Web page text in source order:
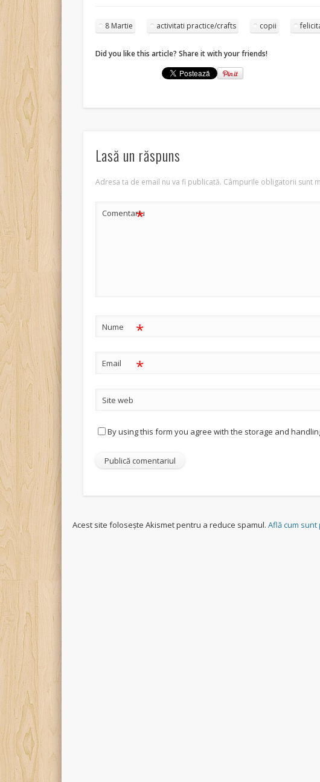
8 Martie activitati practice/crafts copii
Did you like this article? Share it with your friends!
Lasă un răspuns
Adresa ta de email nu va fi publicată. Câmpurile obligatorii sunt
Comentariu
*
Nume *
Email *
Site web
By using this form you agree with the storage and
Acest site folosește Akismet pentru a reduce spamul.Află cum